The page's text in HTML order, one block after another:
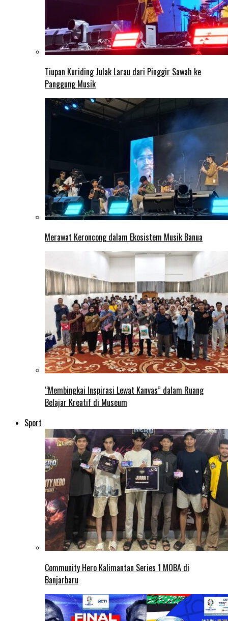
Tiupan Kuriding Julak Larau dari Pinggir Sawah ke
Panggung Musik
Merawat Keroncong dalam Ekosistem Musik Banua
“Membingkai Inspirasi Lewat Kanvas” dalam Ruang
Belajar Kreatif di Museum
Sport
Community Hero Kalimantan Series 1 MOBA di
Banjarbaru